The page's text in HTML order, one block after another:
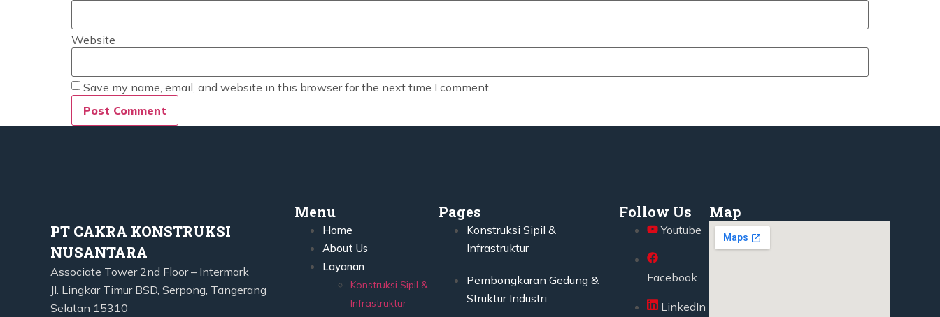
Website
Save my name, email, and website in this browser for the next time I comment.
PT CAKRA KONSTRUKSI
NUSANTARA
Associate Tower 2nd Floor – Intermark
Jl. Lingkar Timur BSD, Serpong, Tangerang
Selatan 15310
Menu
Home
About Us
Layanan
Konstruksi Sipil &
Infrastruktur
Pages
Konstruksi Sipil &
Infrastruktur
Pembongkaran Gedung &
Struktur Industri
Follow Us
Youtube
Facebook
LinkedIn
Map